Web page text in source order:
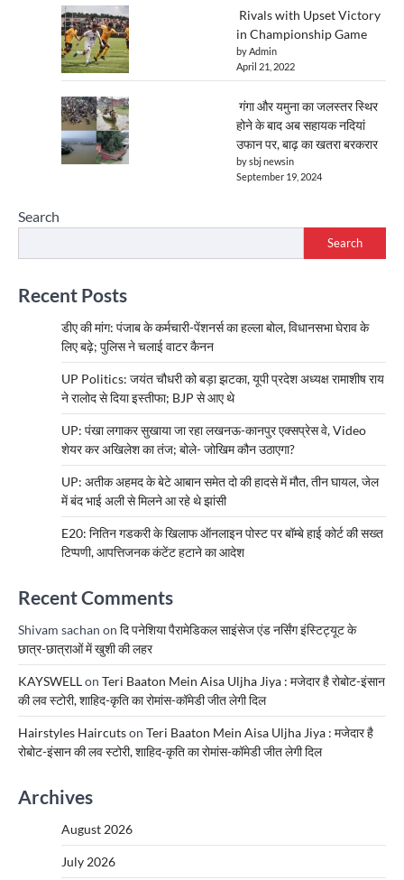
Rivals with Upset Victory
in Championship Game
by Admin
April 21, 2022
गंगा और यमुना का जलस्तर स्थिर
होने के बाद अब सहायक नदियां
उफान पर, बाढ़ का खतरा बरकरार
by sbj newsin
September 19, 2024
Search
Search
Recent Posts
डीए की मांग: पंजाब के कर्मचारी-पेंशनर्स का हल्ला बोल, विधानसभा घेराव के
लिए बढ़े; पुलिस ने चलाई वाटर कैनन
UP Politics: जयंत चौधरी को बड़ा झटका, यूपी प्रदेश अध्यक्ष रामाशीष राय
ने रालोद से दिया इस्तीफा; BJP से आए थे
UP: पंखा लगाकर सुखाया जा रहा लखनऊ-कानपुर एक्सप्रेस वे, Video
शेयर कर अखिलेश का तंज; बोले- जोखिम कौन उठाएगा?
UP: अतीक अहमद के बेटे आबान समेत दो की हादसे में मौत, तीन घायल, जेल
में बंद भाई अली से मिलने आ रहे थे झांसी
E20: नितिन गडकरी के खिलाफ ऑनलाइन पोस्ट पर बॉम्बे हाई कोर्ट की सख्त
टिप्पणी, आपत्तिजनक कंटेंट हटाने का आदेश
Recent Comments
Shivam sachan on दि पनेशिया पैरामेडिकल साइंसेज एंड नर्सिंग इंस्टिट्यूट के
छात्र-छात्राओं में खुशी की लहर
KAYSWELLon Teri Baaton Mein Aisa Uljha Jiya : मजेदार है रोबोट-इंसान
की लव स्टोरी, शाहिद-कृति का रोमांस-कॉमेडी जीत लेगी दिल
Hairstyles Haircutson Teri Baaton Mein Aisa Uljha Jiya : मजेदार है
रोबोट-इंसान की लव स्टोरी, शाहिद-कृति का रोमांस-कॉमेडी जीत लेगी दिल
Archives
August 2026
July 2026